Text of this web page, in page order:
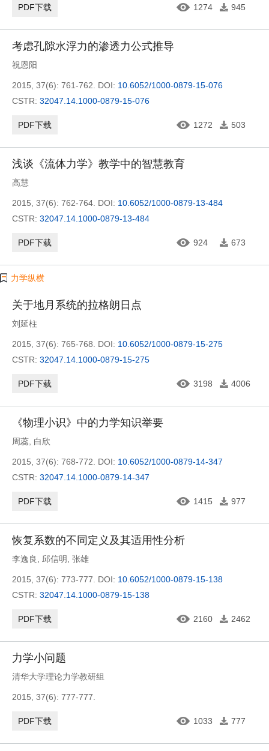
PDF下载 1274 945
考虑孔隙水浮力的渗透力公式推导
祝恩阳
2015, 37(6): 761-762. DOI: 10.6052/1000-0879-15-076
CSTR: 32047.14.1000-0879-15-076
PDF下载 1272 503
浅谈《流体力学》教学中的智慧教育
高慧
2015, 37(6): 762-764. DOI: 10.6052/1000-0879-13-484
CSTR: 32047.14.1000-0879-13-484
PDF下载 924 673
力学纵横
关于地月系统的拉格朗日点
刘延柱
2015, 37(6): 765-768. DOI: 10.6052/1000-0879-15-275
CSTR: 32047.14.1000-0879-15-275
PDF下载 3198 4006
《物理小识》中的力学知识举要
周蕊 白欣
2015, 37(6): 768-772. DOI: 10.6052/1000-0879-14-347
CSTR: 32047.14.1000-0879-14-347
PDF下载 1415 977
恢复系数的不同定义及其适用性分析
李逸良 邱信明 张雄
2015, 37(6): 773-777. DOI: 10.6052/1000-0879-15-138
CSTR: 32047.14.1000-0879-15-138
PDF下载 2160 2462
力学小问题
清华大学理论力学教研组
2015, 37(6): 777-777.
PDF下载 1033 777